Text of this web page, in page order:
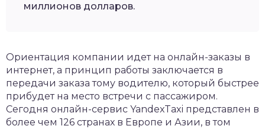
миллионов долларов.
Ориентация компании идет на онлайн-заказы в
интернет, а принцип работы заключается в
передачи заказа тому водителю, который быстрее
прибудет на место встречи с пассажиром.
Сегодня онлайн-сервис YandexTaxi представлен в
более чем 126 странах в Европе и Азии, в том